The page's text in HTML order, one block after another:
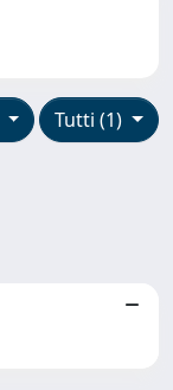
Tutti (1)